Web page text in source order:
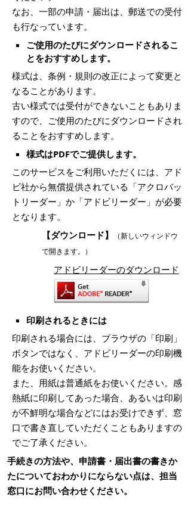
なお、一部の申請・届出は、郵送での受付
も行なっています。
ご使用のたびにダウンロードされるこ
とをおすすめします。
様式は、条例・規則の改正によって変更と
なることがあります。
古い様式では受付ができないこともありま
すので、ご使用のたびにダウンロードされ
ることをおすすめします。
様式はPDFでご提供します。
このサービスをご利用いただくには、アド
ビ社から無償提供されている「アクロバッ
トリーダー」か「アドビリーダー」が必要
となります。
【ダウンロード】
（新しいウィンドウ
で開きます。）
アドビリーダーのダウンロード
印刷されるときには
印刷される場合には、ブラウザの「印刷」
ボタンではなく、アドビリーダーの印刷機
能をお使いください。
また、用紙は普通紙をお使いください。感
熱紙に印刷してあった場合、あるいは印刷
が不鮮明な場合などにはお受けできず、窓
口で書き直していただくこともありますの
でご了承ください。
手続きの方法や、申請書・届出書の書きか
たについておわかりにならない点は、担当
窓口にお問い合わせください。